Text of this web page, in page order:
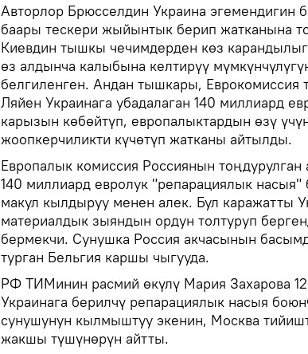
Авторлор Брюсселдин Украина эгемендигин
баары тескери жыйынтык берип жатканына
Киевдин тышкы чечимдерден көз
өз алдынча калыбына келтирүү
белгиленген. Андан тышкары,
Ляйен Украинага убадалаган 140 миллиард
карызын көбөйтүп, европалыктардын өзү
жоопкерчиликти күчөтүп жатканы айтылды.
Европалык комиссия Россиянын тоңдурулган
140 миллиард евролук "репарациялык насыя"
макул кылдыруу менен алек. Бул каражатты
материалдык зыяндын ордун толтуруп
бермекчи. Сунушка Россия акчасынын
турган Бельгия каршы чыгууда.
РФ ТИМинин расмий өкүлү Мария Захарова
Украинага берилчү репарациялык насыя
сунушунун кылмыштуу экенин, Москва
жакшы түшүнөрүн айтты.